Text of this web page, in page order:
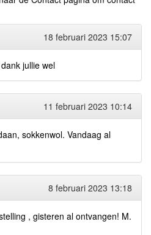
18 februari 2023 15:07
jullie wel
11 februari 2023 10:14
sokkenwol. Vandaag al
8 februari 2023 13:18
, gisteren al ontvangen! M.